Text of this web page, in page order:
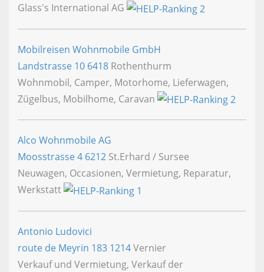
Glass's International AG
Mobilreisen Wohnmobile GmbH
Landstrasse 10 6418 Rothenthurm
Wohnmobil, Camper, Motorhome, Lieferwagen,
Zügelbus, Mobilhome, Caravan
Alco Wohnmobile AG
Moosstrasse 4 6212 St.Erhard / Sursee
Neuwagen, Occasionen, Vermietung, Reparatur,
Werkstatt
Antonio Ludovici
route de Meyrin 183 1214Vernier
Verkauf und Vermietung, Verkauf der